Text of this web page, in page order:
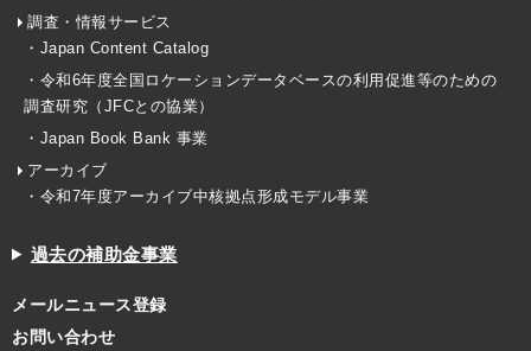
調査・情報サービス
・Japan Content Catalog
・令和6年度全国ロケーションデータベースの利用促進等のための
調査研究（JFCとの協業）
・Japan Book Bank 事業
アーカイブ
・令和7年度アーカイブ中核拠点形成モデル事業
過去の補助金事業
メールニュース登録
お問い合わせ